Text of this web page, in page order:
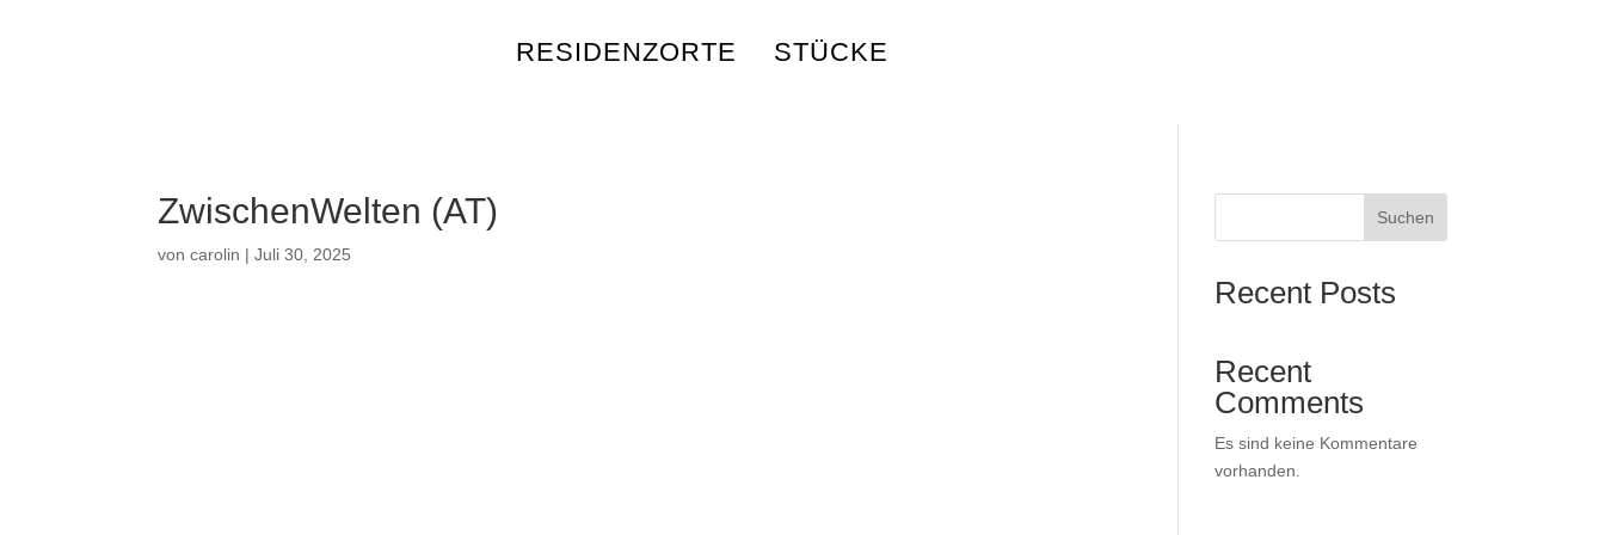
RESIDENZORTE STÜCKE
ZwischenWelten (AT)
von carolin | Juli 30, 2025
Suchen
Recent Posts
Recent
Comments
Es sind keine Kommentare
vorhanden.